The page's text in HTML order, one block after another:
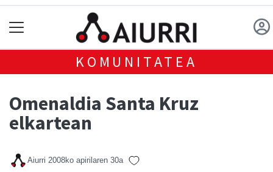
KOMUNITATEA
Omenaldia Santa Kruz
elkartean
Aiurri 2008ko apirilaren 30a